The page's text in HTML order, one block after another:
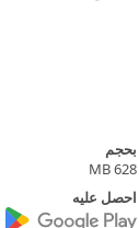
بحجم
628 MB
احصل عليه